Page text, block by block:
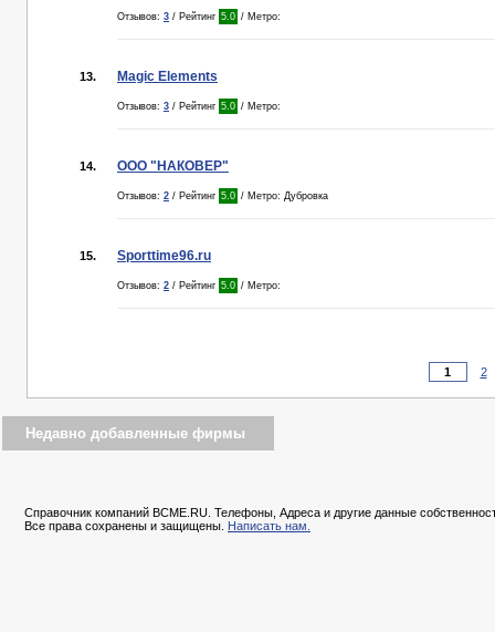
Отзывов: 3 / Рейтинг 5.0 / Метро:
13. Magic Elements
Отзывов: 3 / Рейтинг 5.0 / Метро:
14. ООО "НАКОВЕР"
Отзывов: 2 / Рейтинг 5.0 / Метро: Дубровка
15. Sporttime96.ru
Отзывов: 2 / Рейтинг 5.0 / Метро:
2
Недавно добавленные фирмы
Справочник компаний BCME.RU. Телефоны, Адреса и другие данные
Все права сохранены и защищены. Написать нам.